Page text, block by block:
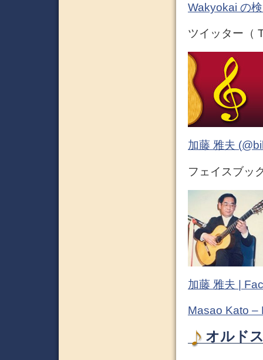
Wakyokai の
ツイッター（
加藤 雅夫
フェイスブッ
加藤 雅夫 |
Masao Kato –
オルド